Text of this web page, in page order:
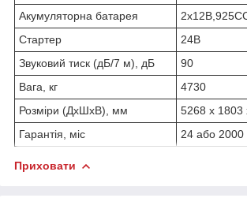
Акумуляторна батарея
Стартер
24В
Звуковий тиск (дБ/7 м), дБ
90
Вага, кг
4730
Розміри (ДхШхВ), мм
5268 х 1803
Гарантія, міс
24 або 2000
Приховати